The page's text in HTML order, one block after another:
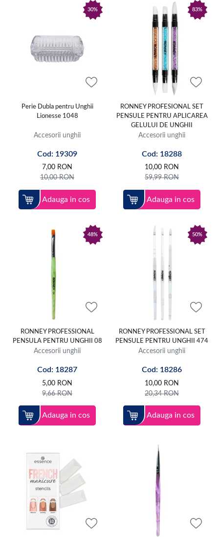
30%
Perie Dubla pentru Unghii
Lionesse 1048
Accesorii unghii
Cod: 19309
7,00 RON
10,00RON
Adauga in cos
83%
RONNEY PROFESIONAL SET
PENSULE PENTRU APLICAREA
GELULUI DE UNGHII
Accesorii unghii
Cod: 18288
10,00 RON
59,99RON
Adauga in cos
48%
RONNEY PROFESSIONAL
PENSULA PENTRU UNGHII 08
Accesorii unghii
Cod: 18287
5,00 RON
9,66RON
Adauga in cos
50%
RONNEY PROFESSIONAL SET
PENSULE PENTRU UNGHII 474
Accesorii unghii
Cod: 18286
10,00 RON
20,34RON
Adauga in cos